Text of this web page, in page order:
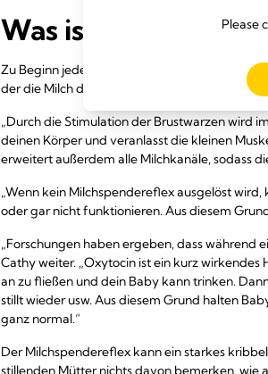
Was ist der
Zu Beginn jeder Stillmahlzeit wird dein
der die Milch durch die Milchkanäle fließen
„Durch die Stimulation der Brustwarzen wird
deinen Körper und veranlasst die kleinen
erweitert außerdem alle Milchkanäle, sodass
„Wenn kein Milchspendereflex ausgelöst
oder gar nicht funktionieren. Aus diesem
„Forschungen haben ergeben, dass während
Cathy weiter. „Oxytocin ist ein kurz
an zu fließen und dein Baby kann trinken.
stillt wieder usw. Aus diesem Grund halten
ganz normal.“
Der Milchspendereflex kann ein starkes
stillenden Mütter nichts davon bemerken, wie
Please